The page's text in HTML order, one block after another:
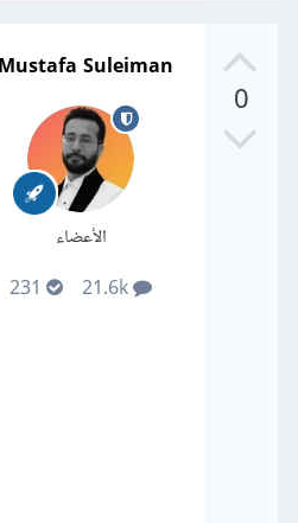
0
Mustafa Suleiman
الأعضاء